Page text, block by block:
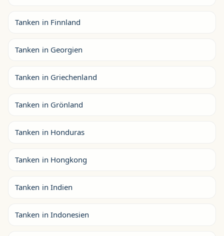
Tanken in Finnland
Tanken in Georgien
Tanken in Griechenland
Tanken in Grönland
Tanken in Honduras
Tanken in Hongkong
Tanken in Indien
Tanken in Indonesien